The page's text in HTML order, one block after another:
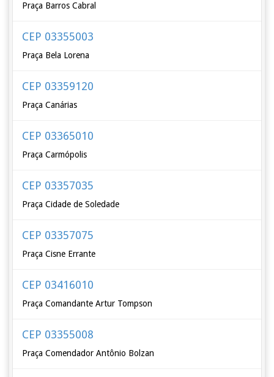
Praça Barros Cabral
CEP 03355003
Praça Bela Lorena
CEP 03359120
Praça Canárias
CEP 03365010
Praça Carmópolis
CEP 03357035
Praça Cidade de Soledade
CEP 03357075
Praça Cisne Errante
CEP 03416010
Praça Comandante Artur Tompson
CEP 03355008
Praça Comendador Antônio Bolzan